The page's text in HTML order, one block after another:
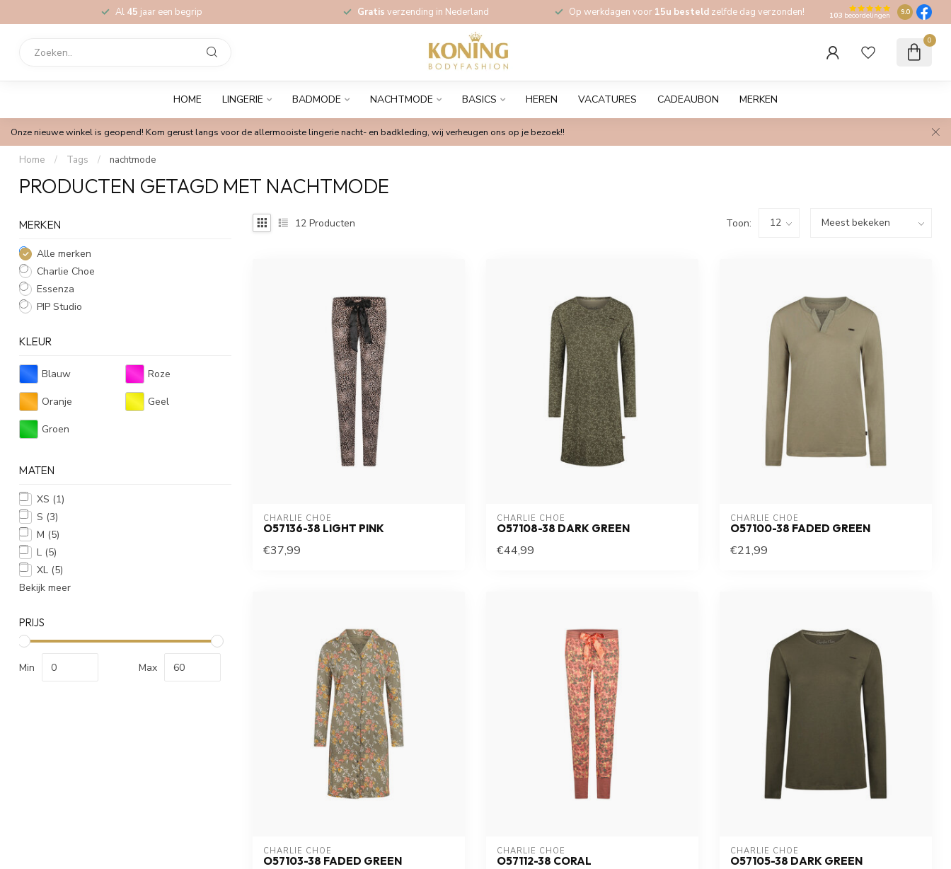
Al 45 jaar een begrip Gratis verzending in Nederland Op werkdagen voor 15u besteld zelfde dag verzonden! 103 beoordelingen 9.0
0
HOME LINGERIE BADMODE NACHTMODE BASICS HEREN VACATURES CADEAUBON MERKEN
Onze nieuwe winkel is geopend! Kom gerust langs voor de allermooiste lingerie nacht- en badkleding, wij verheugen ons op je bezoek!!
Home / Tags / nachtmode
PRODUCTEN GETAGD MET NACHTMODE
MERKEN
Alle merken
Charlie Choe
Essenza
PIP Studio
KLEUR
Blauw Roze
Oranje Geel
Groen
MATEN
XS (1)
S (3)
M (5)
L (5)
XL (5)
Bekijk meer
PRIJS
Min Max
12 Producten Toon:
CHARLIE CHOE
O57136-38 LIGHT PINK
€37,99
CHARLIE CHOE
O57108-38 DARK GREEN
€44,99
CHARLIE CHOE
O57100-38 FADED GREEN
€21,99
CHARLIE CHOE
O57103-38 FADED GREEN
CHARLIE CHOE
O57112-38 CORAL
CHARLIE CHOE
O57105-38 DARK GREEN